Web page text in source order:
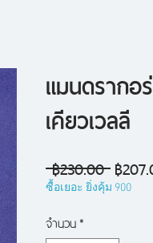
แมนดรากอ
เคียวเวลลี
฿230.00 ราคา
ปกติ
฿
ซื้อเยอะ ยิ่งคุ้ม 900
จำนวน*